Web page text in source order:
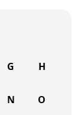
G H
N O